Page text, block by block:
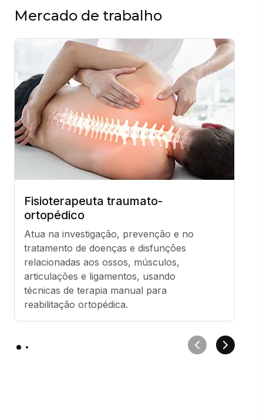
Mercado de trabalho
Fisioterapeuta traumato-
ortopédico
Atua na investigação, prevenção e no
tratamento de doenças e disfunções
relacionadas aos ossos, músculos,
articulações e ligamentos, usando
técnicas de terapia manual para
reabilitação ortopédica.